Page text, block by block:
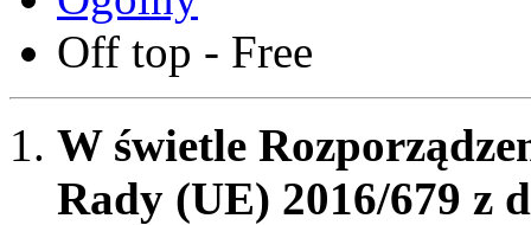
Off top - Free
W świetle
Rady (UE) 2016/679 z